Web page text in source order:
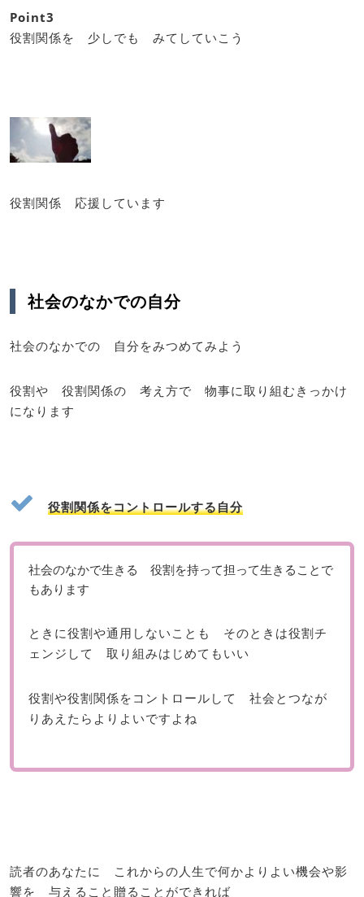
Point3
役割関係を 少しでも みてしていこう
役割関係 応援しています
社会のなかでの自分
社会のなかでの 自分をみつめてみよう
役割や 役割関係の 考え方で 物事に取り組むきっかけ
になります
役割関係をコントロールする自分
社会のなかで生きる 役割を持って担って生きることで
もあります
ときに役割や通用しないことも そのときは役割チ
ェンジして 取り組みはじめてもいい
役割や役割関係をコントロールして 社会とつなが
りあえたらよりよいですよね
読者のあなたに これからの人生で何かよりよい機会や影
響を 与えること贈ることができれば